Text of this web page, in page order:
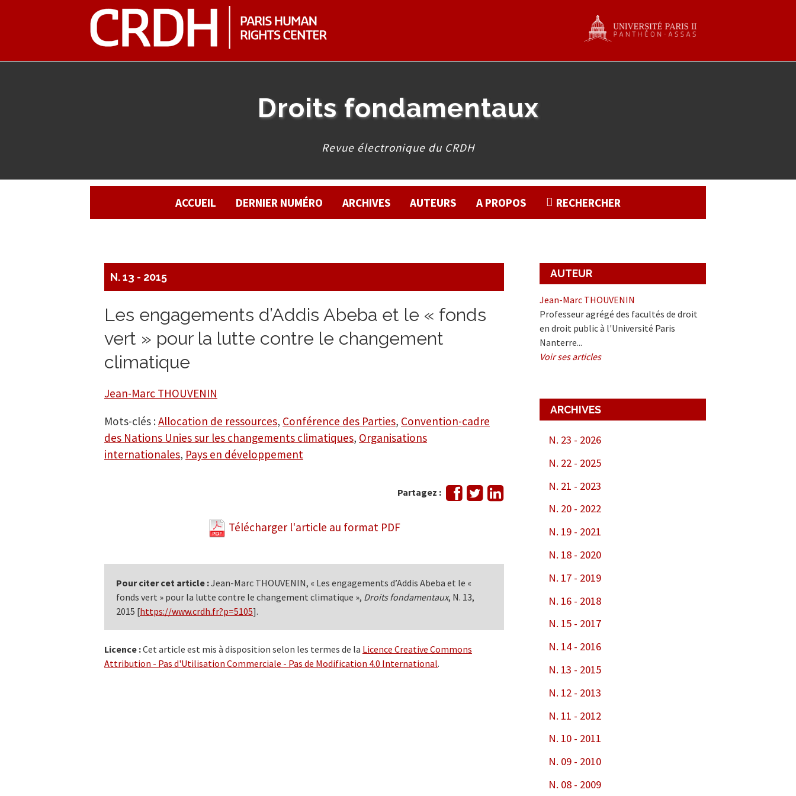
Droits fondamentaux
Revue électronique du CRDH
ACCUEIL DERNIER NUMÉRO ARCHIVES AUTEURS A PROPOS RECHERCHER
N. 13 - 2015
Les engagements d’Addis Abeba et le « fonds
vert » pour la lutte contre le changement
climatique
Jean-Marc THOUVENIN
Mots-clés :Allocation de ressources, Conférence des Parties, Convention-cadre
des Nations Unies sur les changements climatiques, Organisations
internationales, Pays en développement
Partagez :
Partager
sur
TweeterPartager
Télécharger l'article au format PDF
Pour citer cet article :Jean-Marc THOUVENIN, « Les engagements d’Addis Abeba et le «
fonds vert » pour la lutte contre le changement climatique », Droits fondamentaux, N. 13,
2015 [https://www.crdh.fr?p=5105].
Licence :Cet article est mis à disposition selon les termes de la Licence Creative Commons
Attribution - Pas d'Utilisation Commerciale - Pas de Modification 4.0 International.
AUTEUR
Jean-Marc THOUVENIN
Professeur agrégé des facultés de droit
en droit public à l'Université Paris
Nanterre...
Voir ses articles
ARCHIVES
N. 23 - 2026
N. 22 - 2025
N. 21 - 2023
N. 20 - 2022
N. 19 - 2021
N. 18 - 2020
N. 17 - 2019
N. 16 - 2018
N. 15 - 2017
N. 14 - 2016
N. 13 - 2015
N. 12 - 2013
N. 11 - 2012
N. 10 - 2011
N. 09 - 2010
N. 08 - 2009